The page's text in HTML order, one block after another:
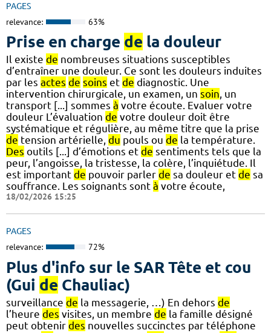
PAGES
relevance: 63%
Prise en charge de la douleur
Il existe de nombreuses situations susceptibles
d’entraîner une douleur. Ce sont les douleurs induites
par les actes de soins et de diagnostic. Une
intervention chirurgicale, un examen, un soin, un
transport [...] sommes à votre écoute. Evaluer votre
douleur L’évaluation de votre douleur doit être
systématique et régulière, au même titre que la prise
de tension artérielle, du pouls ou de la température.
Des outils [...] d’émotions et de sentiments tels que la
peur, l’angoisse, la tristesse, la colère, l’inquiétude. Il
est important de pouvoir parler de sa douleur et de sa
souffrance. Les soignants sont à votre écoute,
18/02/2026 15:25
PAGES
relevance: 72%
Plus d'info sur le SAR Tête et cou
(Gui de Chauliac)
surveillance de la messagerie, …) En dehors de
l’heure des visites, un membre de la famille désigné
peut obtenir des nouvelles succinctes par téléphone